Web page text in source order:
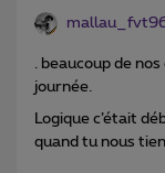
. beaucoup de
journée.
Logique c’était
quand tu nous